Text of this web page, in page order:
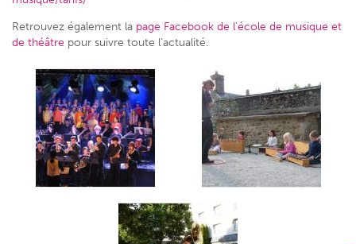
Retrouvez également la page Facebook de l’école de musique et
de théâtre pour suivre toute l’actualité.